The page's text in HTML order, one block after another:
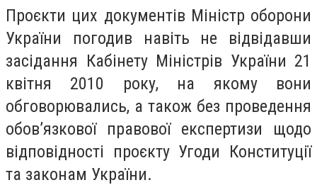
Проєкти цих документів Міністр оборони
України погодив навіть не відвідавши
засідання Кабінету Міністрів України 21
квітня 2010 року, на якому вони
обговорювались, а також без проведення
обов’язкової правової експертизи щодо
відповідності проєкту Угоди Конституції
та законам України.